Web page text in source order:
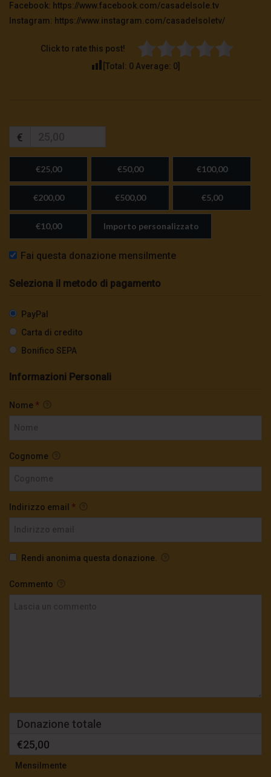
Facebook: https://www.facebook.com/casadelsole.tv
Instagram: https://www.instagram.com/casadelsoletv/
Click to rate this post!
[Total: 0 Average: 0
€
€25,00 €50,00 €100,00
€200,00 €500,00 €5,00
€10,00 Importo personalizzato
Fai questa donazione mensilmente
Seleziona il metodo di pagamento
PayPal
Carta di credito
Bonifico SEPA
Informazioni Personali
Nome *
Cognome
Indirizzo email *
Rendi anonima questa donazione.
Commento
Donazione totale
€25,00
Mensilmente